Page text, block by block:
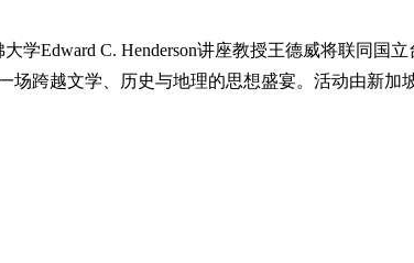
Edward C. Henderson讲座教授王德威将联同国
跨越文学、历史与地理的思想盛宴。活动由新加